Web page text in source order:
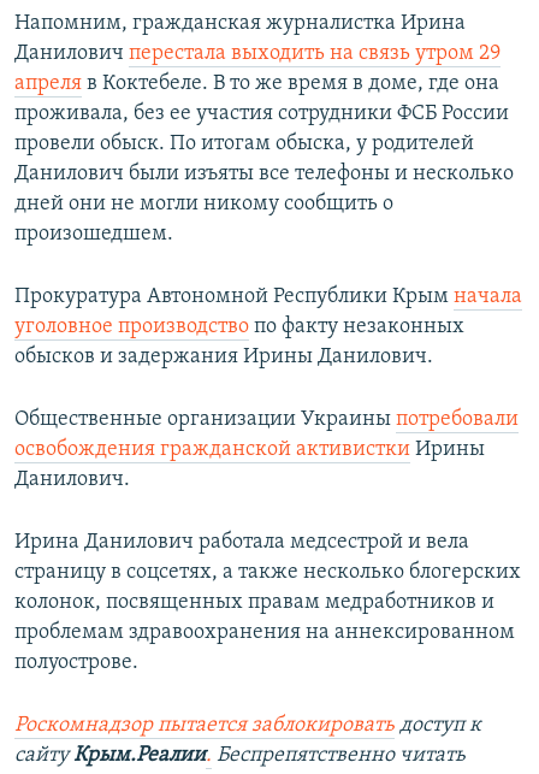
Напомним, гражданская журналистка Ирина
Данилович перестала выходить на связь утром 29
апреля в Коктебеле. В то же время в доме, где она
проживала, без ее участия сотрудники ФСБ России
провели обыск. По итогам обыска, у родителей
Данилович были изъяты все телефоны и несколько
дней они не могли никому сообщить о
произошедшем.
Прокуратура Автономной Республики Крым начала
уголовное производство по факту незаконных
обысков и задержания Ирины Данилович.
Общественные организации Украины потребовали
освобождения гражданской активистки Ирины
Данилович.
Ирина Данилович работала медсестрой и вела
страницу в соцсетях, а также несколько блогерских
колонок, посвященных правам медработников и
проблемам здравоохранения на аннексированном
полуострове.
Роскомнадзор пытается заблокировать доступ к
сайтуКрым.Реалии. Беспрепятственно читать